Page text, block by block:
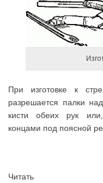
При изготовке к
разрешается палки
кисти обеих рук
концами под поясной
Читать